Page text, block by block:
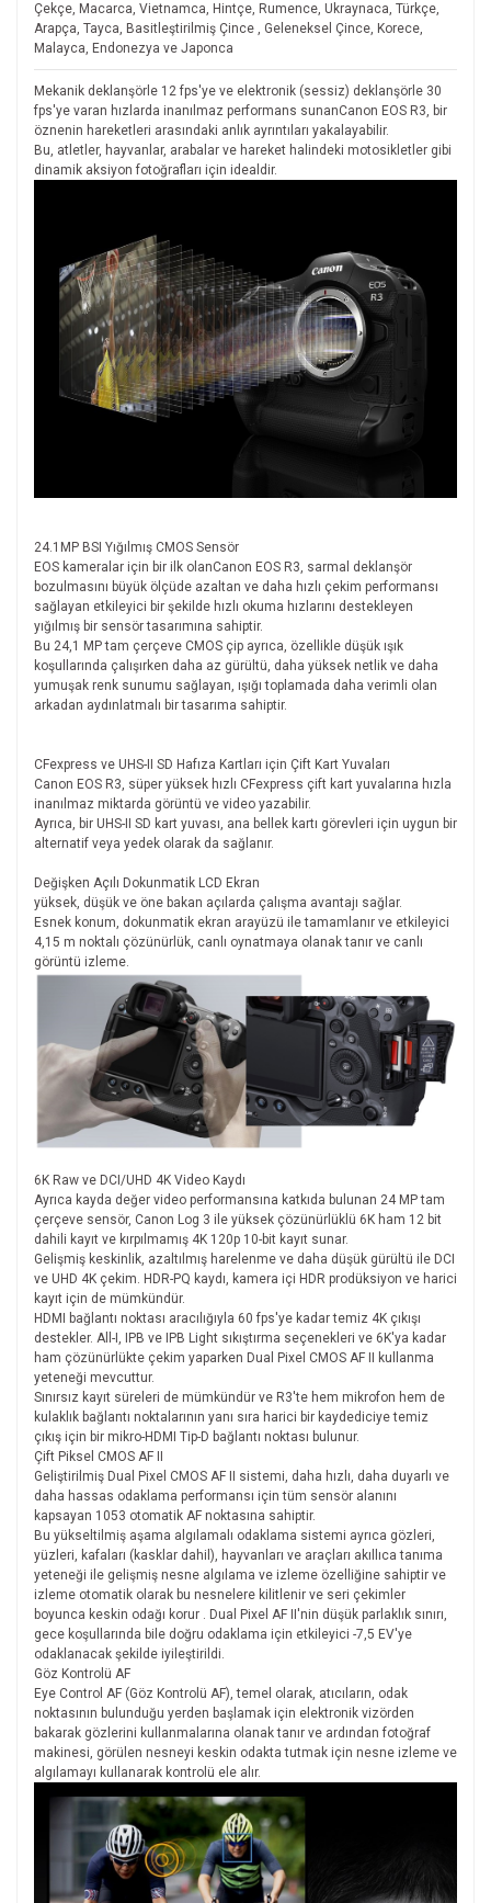
Çekçe, Macarca, Vietnamca, Hintçe, Rumence, Ukraynaca, Türkçe,
Arapça, Tayca, Basitleştirilmiş Çince , Geleneksel Çince, Korece,
Malayca, Endonezya ve Japonca
Mekanik deklanşörle 12 fps'ye ve elektronik (sessiz) deklanşörle 30
fps'ye varan hızlarda inanılmaz performans sunanCanon EOS R3, bir
öznenin hareketleri arasındaki anlık ayrıntıları yakalayabilir.
Bu, atletler, hayvanlar, arabalar ve hareket halindeki motosikletler gibi
dinamik aksiyon fotoğrafları için idealdir.
24.1MP BSI Yığılmış CMOS Sensör
EOS kameralar için bir ilk olanCanon EOS R3, sarmal deklanşör
bozulmasını büyük ölçüde azaltan ve daha hızlı çekim performansı
sağlayan etkileyici bir şekilde hızlı okuma hızlarını destekleyen
yığılmış bir sensör tasarımına sahiptir.
Bu 24,1 MP tam çerçeve CMOS çip ayrıca, özellikle düşük ışık
koşullarında çalışırken daha az gürültü, daha yüksek netlik ve daha
yumuşak renk sunumu sağlayan, ışığı toplamada daha verimli olan
arkadan aydınlatmalı bir tasarıma sahiptir.
CFexpress ve UHS-II SD Hafıza Kartları için Çift Kart Yuvaları
Canon EOS R3, süper yüksek hızlı CFexpress çift kart yuvalarına hızla
inanılmaz miktarda görüntü ve video yazabilir.
Ayrıca, bir UHS-II SD kart yuvası, ana bellek kartı görevleri için uygun bir
alternatif veya yedek olarak da sağlanır.
Değişken Açılı Dokunmatik LCD Ekran
yüksek, düşük ve öne bakan açılarda çalışma avantajı sağlar.
Esnek konum, dokunmatik ekran arayüzü ile tamamlanır ve etkileyici
4,15 m noktalı çözünürlük, canlı oynatmaya olanak tanır ve canlı
görüntü izleme.
6K Raw ve DCI/UHD 4K Video Kaydı
Ayrıca kayda değer video performansına katkıda bulunan 24 MP tam
çerçeve sensör, Canon Log 3 ile yüksek çözünürlüklü 6K ham 12 bit
dahili kayıt ve kırpılmamış 4K 120p 10-bit kayıt sunar.
Gelişmiş keskinlik, azaltılmış harelenme ve daha düşük gürültü ile DCI
ve UHD 4K çekim. HDR-PQ kaydı, kamera içi HDR prodüksiyon ve harici
kayıt için de mümkündür.
HDMI bağlantı noktası aracılığıyla 60 fps'ye kadar temiz 4K çıkışı
destekler. All-I, IPB ve IPB Light sıkıştırma seçenekleri ve 6K'ya kadar
ham çözünürlükte çekim yaparken Dual Pixel CMOS AF II kullanma
yeteneği mevcuttur.
Sınırsız kayıt süreleri de mümkündür ve R3'te hem mikrofon hem de
kulaklık bağlantı noktalarının yanı sıra harici bir kaydediciye temiz
çıkış için bir mikro-HDMI Tip-D bağlantı noktası bulunur.
Çift Piksel CMOS AF II
Geliştirilmiş Dual Pixel CMOS AF II sistemi, daha hızlı, daha duyarlı ve
daha hassas odaklama performansı için tüm sensör alanını
kapsayan 1053 otomatik AF noktasına sahiptir.
Bu yükseltilmiş aşama algılamalı odaklama sistemi ayrıca gözleri,
yüzleri, kafaları (kasklar dahil), hayvanları ve araçları akıllıca tanıma
yeteneği ile gelişmiş nesne algılama ve izleme özelliğine sahiptir ve
izleme otomatik olarak bu nesnelere kilitlenir ve seri çekimler
boyunca keskin odağı korur . Dual Pixel AF II'nin düşük parlaklık sınırı,
gece koşullarında bile doğru odaklama için etkileyici -7,5 EV'ye
odaklanacak şekilde iyileştirildi.
Göz Kontrolü AF
Eye Control AF (Göz Kontrolü AF), temel olarak, atıcıların, odak
noktasının bulunduğu yerden başlamak için elektronik vizörden
bakarak gözlerini kullanmalarına olanak tanır ve ardından fotoğraf
makinesi, görülen nesneyi keskin odakta tutmak için nesne izleme ve
algılamayı kullanarak kontrolü ele alır.